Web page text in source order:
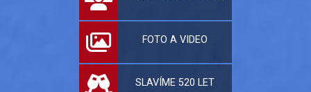
FOTO A VIDEO
SLAVÍME 520 LET